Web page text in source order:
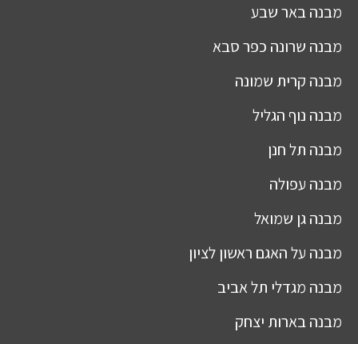
מבנהבאר שבע
מבנה שרונה כפר סבא
מבנה קרית שמונה
מבנה נוף הגליל
מבנה תל חנן
מבנה עפולה
מבנהגן שמואל
מבנה על האגם ראשון לציון
מבנה מגדלי תל אביב
מבנהבארות יצחק